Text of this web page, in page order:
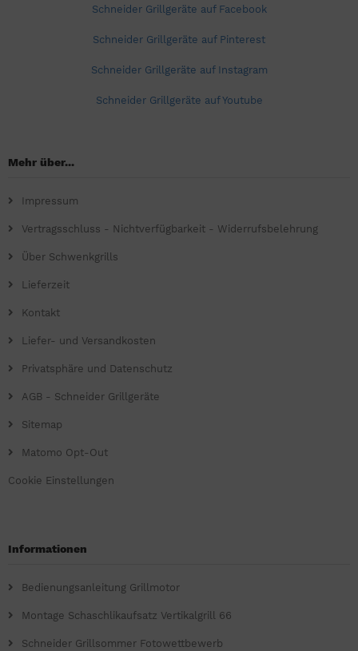
Schneider Grillgeräte auf Facebook
Schneider Grillgeräte auf Pinterest
Schneider Grillgeräte auf Instagram
Schneider Grillgeräte auf Youtube
Mehr über...
Impressum
Vertragsschluss - Nichtverfügbarkeit - Widerrufsbelehrung
Über Schwenkgrills
Lieferzeit
Kontakt
Liefer- und Versandkosten
Privatsphäre und Datenschutz
AGB - Schneider Grillgeräte
Sitemap
Matomo Opt-Out
Cookie Einstellungen
Informationen
Bedienungsanleitung Grillmotor
Montage Schaschlikaufsatz Vertikalgrill 66
Schneider Grillsommer Fotowettbewerb